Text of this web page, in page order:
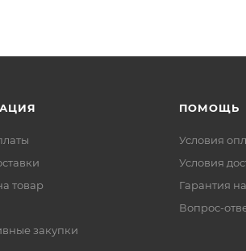
товар
закупки
ПОМОЩЬ
Условия
Условия
Гарантия
Вопрос-